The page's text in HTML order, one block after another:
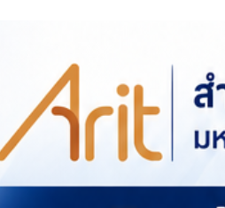
พย์กับงบทดลอง เทคนิคการ
การตรวจสอบความถูกต้อง ใน
LAAS ประจำปีงบประมาณ